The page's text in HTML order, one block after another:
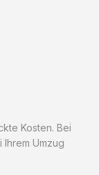
Kosten. Bei
Umzug